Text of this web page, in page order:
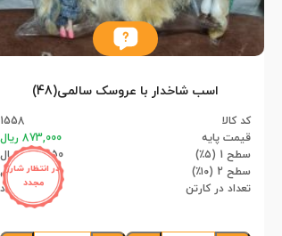
در انتظار شارژ
مجدد
اسب شاخدار با عروسک سالمی(48)
کد کالا
1558
قیمت پایه
873,000 ریال
سطح 1 (۵٪)
829,350 ریال
سطح 2 (۱۰٪)
785,700 ریال
تعداد در کارتن
48 عدد